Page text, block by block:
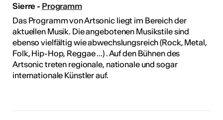
Sierre - Programm
Das Programm von Artsonic liegt im Bereich der
aktuellen Musik. Die angebotenen Musikstile sind
ebenso vielfältig wie abwechslungsreich (Rock, Metal,
Folk, Hip-Hop, Reggae ...) . Auf den Bühnen des
Artsonic treten regionale, nationale und sogar
internationale Künstler auf.